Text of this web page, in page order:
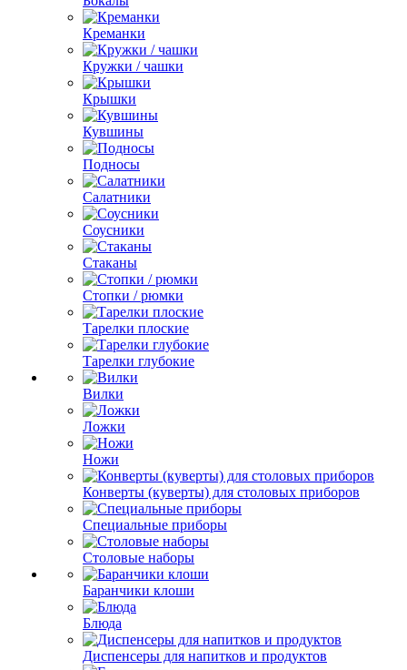
Креманки
Кружки / чашки
Крышки
Кувшины
Подносы
Салатники
Соусники
Стаканы
Стопки / рюмки
Тарелки плоские
Тарелки глубокие
Вилки
Ложки
Ножи
Конверты (куверты) для столовых приборов
Специальные приборы
Столовые наборы
Баранчики клоши
Блюда
Диспенсеры для напитков и продуктов